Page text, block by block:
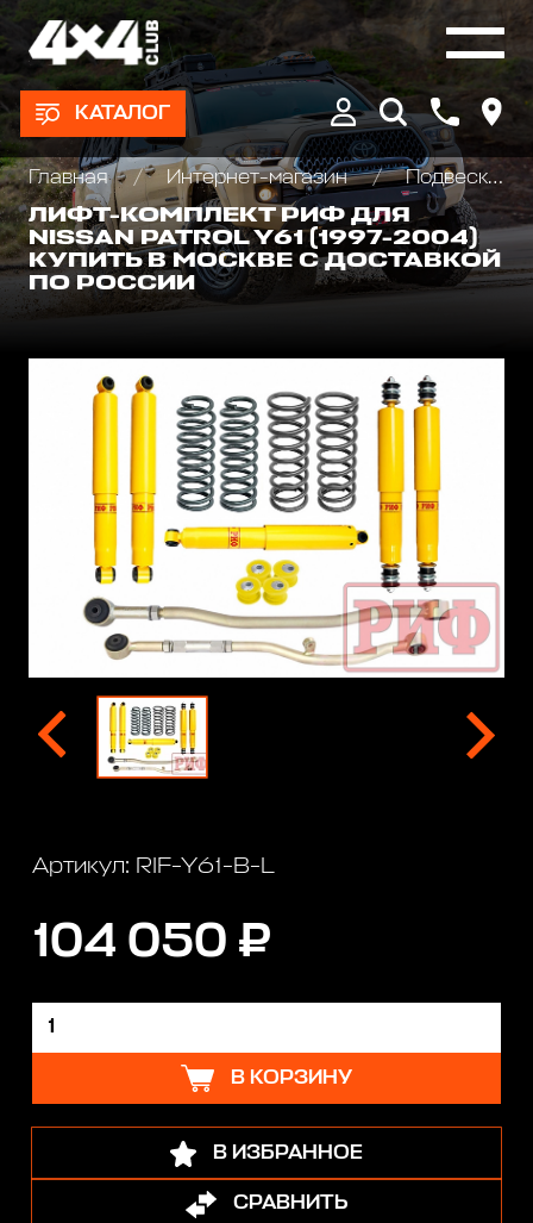
КАТАЛОГ
Главная Интернет-магазин
Подвеска/Лифт комплекты
ЛИФТ-КОМПЛЕКТ РИФ ДЛЯ
NISSAN PATROL Y61 (1997-2004)
КУПИТЬ В МОСКВЕ С ДОСТАВКОЙ
ПО РОССИИ
Артикул: RIF-Y61-B-L
104 050 ₽
В КОРЗИНУ
В ИЗБРАННОЕ
СРАВНИТЬ